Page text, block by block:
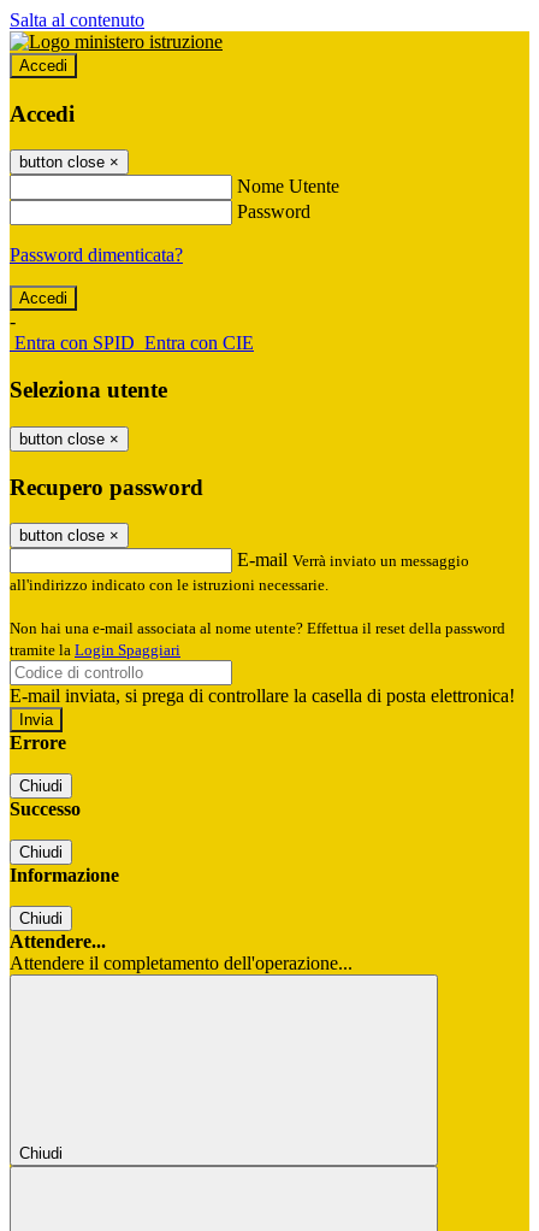
Salta al contenuto
Accedi
Accedi
button close ×
Nome Utente
Password
Password dimenticata?
-
Entra con SPID Entra con CIE
Seleziona utente
button close ×
Recupero password
button close ×
E-mail Verrà inviato un messaggio
all'indirizzo indicato con le istruzioni necessarie.
Non hai una e-mail associata al nome utente? Effettua il reset della password
tramite la Login Spaggiari
E-mail inviata, si prega di controllare la casella di posta elettronica!
Errore
Chiudi
Successo
Chiudi
Informazione
Chiudi
Attendere...
Attendere il completamento dell'operazione...
Chiudi